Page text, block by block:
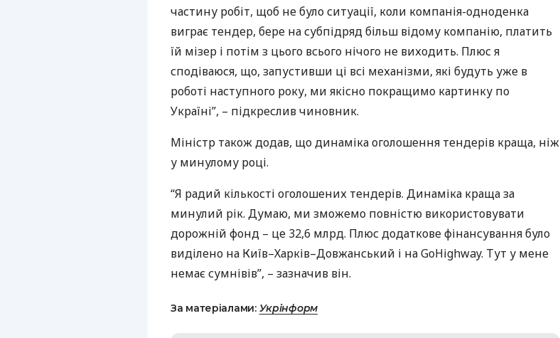
частину робіт, щоб не було ситуації, коли компанія-одноденка
виграє тендер, бере на субпідряд більш відому компанію, платить
їй мізер і потім з цього всього нічого не виходить. Плюс я
сподіваюся, що, запустивши ці всі механізми, які будуть уже в
роботі наступного року, ми якісно покращимо картинку по
Україні”, – підкреслив чиновник.
Міністр також додав, що динаміка оголошення тендерів краща, ніж
у минулому році.
“Я радий кількості оголошених тендерів. Динаміка краща за
минулий рік. Думаю, ми зможемо повністю використовувати
дорожній фонд – це 32,6 млрд. Плюс додаткове фінансування було
виділено на Київ–Харків–Довжанський і на GoHighway. Тут у мене
немає сумнівів”, – зазначив він.
За матеріалами: Укрінформ